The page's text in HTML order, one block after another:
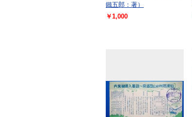
鐵五郎：著）
￥1,000